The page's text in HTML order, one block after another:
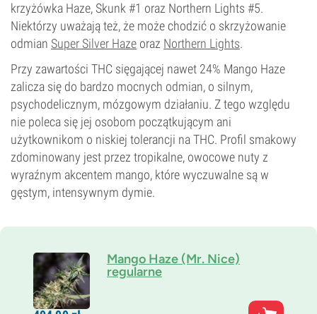
krzyżówka Haze, Skunk #1 oraz Northern Lights #5.
Niektórzy uważają też, że może chodzić o skrzyżowanie
odmian Super Silver Haze oraz Northern Lights.
Przy zawartości THC sięgającej nawet 24% Mango Haze
zalicza się do bardzo mocnych odmian, o silnym,
psychodelicznym, mózgowym działaniu. Z tego względu
nie poleca się jej osobom początkującym ani
użytkownikom o niskiej tolerancji na THC. Profil smakowy
zdominowany jest przez tropikalne, owocowe nuty z
wyraźnym akcentem mango, które wyczuwalne są w
gęstym, intensywnym dymie.
Mango Haze (Mr. Nice)
regularne
Rodzice